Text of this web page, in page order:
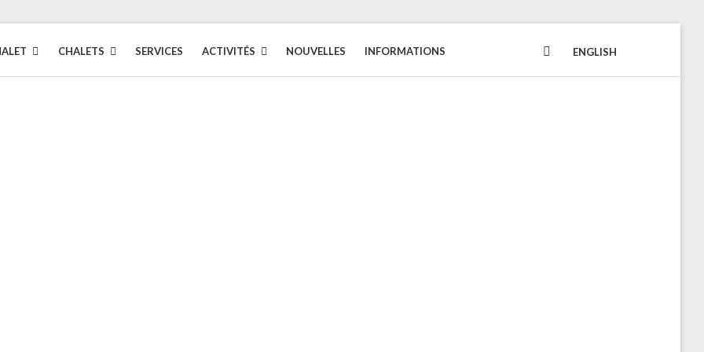
CHALETS SERVICES ACTIVITÉS NOUVELLES INFORMATIONS FACEBOOK
ENGLISH